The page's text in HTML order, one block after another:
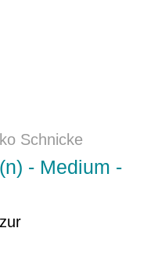
Schnicke
- Medium -